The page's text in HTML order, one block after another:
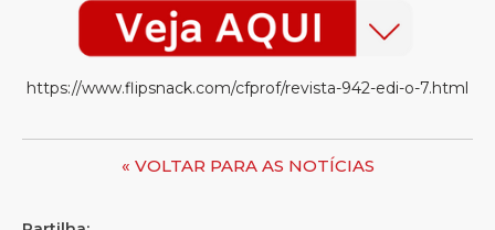
https://www.flipsnack.com/cfprof/revista-942-edi-o-7.html
« VOLTAR PARA AS NOTÍCIAS